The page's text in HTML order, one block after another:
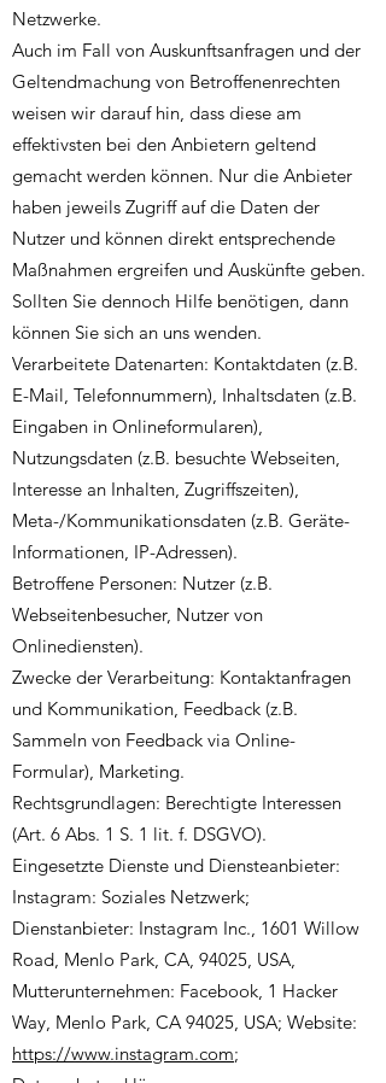
Netzwerke.
Auch im Fall von Auskunftsanfragen und der
Geltendmachung von Betroffenenrechten
weisen wir darauf hin, dass diese am
effektivsten bei den Anbietern geltend
gemacht werden können. Nur die Anbieter
haben jeweils Zugriff auf die Daten der
Nutzer und können direkt entsprechende
Maßnahmen ergreifen und Auskünfte geben.
Sollten Sie dennoch Hilfe benötigen, dann
können Sie sich an uns wenden.
Verarbeitete Datenarten: Kontaktdaten (z.B.
E-Mail, Telefonnummern), Inhaltsdaten (z.B.
Eingaben in Onlineformularen),
Nutzungsdaten (z.B. besuchte Webseiten,
Interesse an Inhalten, Zugriffszeiten),
Meta-/Kommunikationsdaten (z.B. Geräte-
Informationen, IP-Adressen).
Betroffene Personen: Nutzer (z.B.
Webseitenbesucher, Nutzer von
Onlinediensten).
Zwecke der Verarbeitung: Kontaktanfragen
und Kommunikation, Feedback (z.B.
Sammeln von Feedback via Online-
Formular), Marketing.
Rechtsgrundlagen: Berechtigte Interessen
(Art. 6 Abs. 1 S. 1 lit. f. DSGVO).
Eingesetzte Dienste und Diensteanbieter:
Instagram: Soziales Netzwerk;
Dienstanbieter: Instagram Inc., 1601 Willow
Road, Menlo Park, CA, 94025, USA,
Mutterunternehmen: Facebook, 1 Hacker
Way, Menlo Park, CA 94025, USA; Website:
https://www.instagram.com;